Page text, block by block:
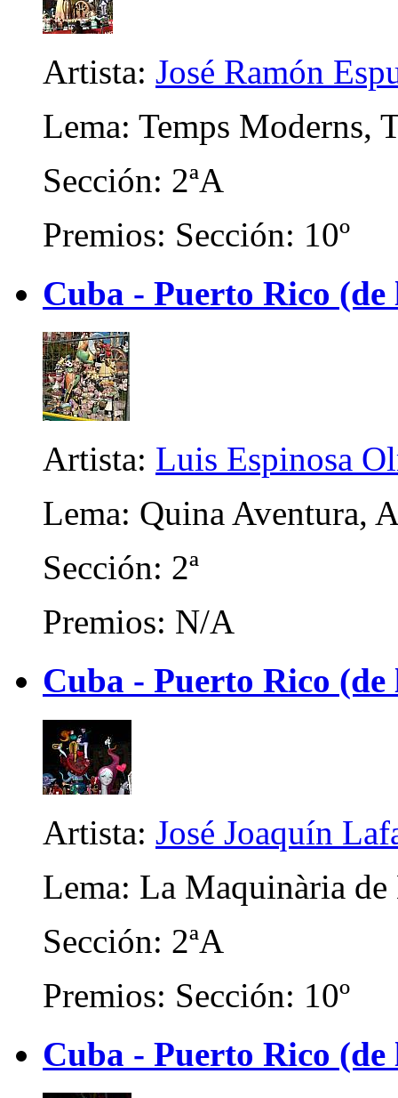
Artista: José Ramón
Lema: Temps Moderns,
Sección: 2ªA
Premios: Sección: 10º
Cuba - Puerto Rico
Artista: Luis Espinosa
Lema: Quina Aventura,
Sección: 2ª
Premios: N/A
Cuba - Puerto Rico
Artista: José Joaquín
Lema: La Maquinària
Sección: 2ªA
Premios: Sección: 10º
Cuba - Puerto Rico